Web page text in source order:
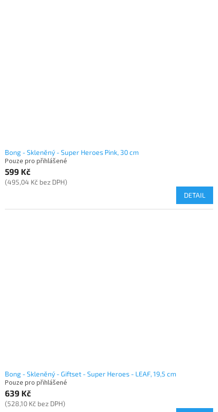
Bong - Skleněný - Super Heroes Pink, 30 cm
Pouze pro přihlášené
599 Kč
(495,04 Kč bez DPH)
DETAIL
Bong - Skleněný - Giftset - Super Heroes - LEAF, 19,5 cm
Pouze pro přihlášené
639 Kč
(528,10 Kč bez DPH)